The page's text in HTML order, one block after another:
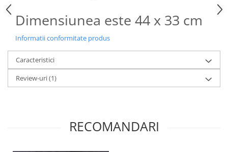
Dimensiunea este 44 x 33 cm
Informatii conformitate produs
Caracteristici
Review-uri(1)
RECOMANDARI